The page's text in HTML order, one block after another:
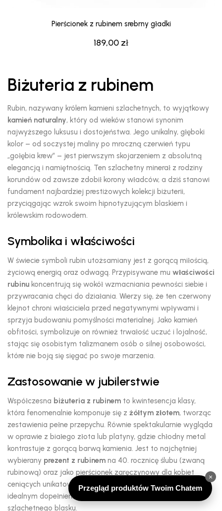
189,00 zł
Pierścionek z rubinem srebrny gładki
Biżuteria z rubinem
Rubin, nazywany królem kamieni szlachetnych, to wyjątkowy
kamień naturalny, który od wieków stanowi synonim
najwyższego luksusu i dostojeństwa. Jego unikalny, głęboki
kolor – od soczystej maliny po mroczną czerwień typu
„gołębia krew” – jest pierwszym skojarzeniem z absolutną
elegancją i namiętnością. Ten szlachetny minerał z rodziny
korundów od zawsze zdobił korony władców, a dziś stanowi
fundament najbardziej prestiżowych kolekcji biżuterii,
przyciągając wzrok swoim hipnotyzującym blaskiem i
królewskim rodowodem.
Symbolika i właściwości
W świecie symboli rubin utożsamiany jest z gorącą miłością,
życiową energią oraz odwagą. Przypisywane mu właściwości
rubinu koncentrują się wokół wzmacniania pewności siebie i
przywracania chęci do działania. Wierzy się, że ten czerwony
klejnot chroni właściciela przed negatywnymi wpływami i
sprzyja budowaniu pomyślności materialnej. Jako kamień
obfitości, symbolizuje on również trwałość uczuć i lojalność,
stając się osobistym talizmanem osób o silnej osobowości,
które nie boją się sięgać po swoje marzenia.
Zastosowanie w jubilerstwie
Współczesna biżuteria z rubinem to kwintesencja klasy,
która fenomenalnie komponuje się z żółtym złotem, tworząc
zestawienia pełne przepychu. Równie spektakularnie wygląda
w oprawie z białego złota lub platyny, gdzie chłodny metal
kontrastuje z gorącą barwą kamienia. Jest to najchętniej
wybierany prezent z rubinem na 40. rocznicę ślubu (zwaną
rubinową) oraz jako pierścionek zaręczynowy dla kobiet
ceniących unikatowość.
Rubinowe kolczyki czy naszyjniki są
idealnym dopełnieniem wieczorowych kreacji,
szlachetnego blasku.
×
Przegląd produktów Twoim Chatem